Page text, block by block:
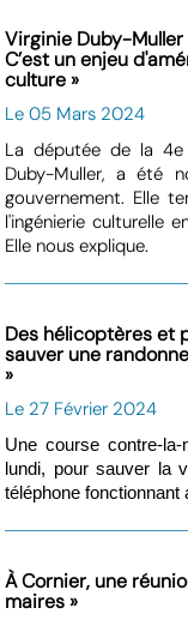
Virginie Duby-
C’est un enjeu
culture »
Le 05 Mars 2024
La députée de la 4e
Duby-Muller, a été
gouvernement. Elle
l'ingénierie culturelle
Elle nous explique.
Des hélicoptères et
sauver une
»
Le 27 Février 2024
Une course contre-
lundi, pour sauver la
téléphone
À Cornier, une
maires »